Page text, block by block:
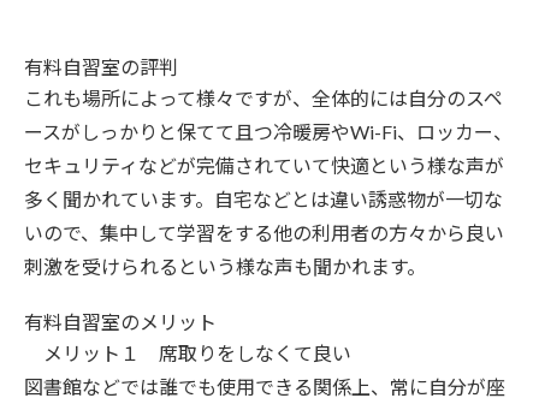
有料自習室の評判
これも場所によって様々ですが、全体的には自分のスペ
ースがしっかりと保てて且つ冷暖房やWi-Fi、ロッカー、
セキュリティなどが完備されていて快適という様な声が
多く聞かれています。自宅などとは違い誘惑物が一切な
いので、集中して学習をする他の利用者の方々から良い
刺激を受けられるという様な声も聞かれます。
有料自習室のメリット
メリット１ 席取りをしなくて良い
図書館などでは誰でも使用できる関係上、常に自分が座